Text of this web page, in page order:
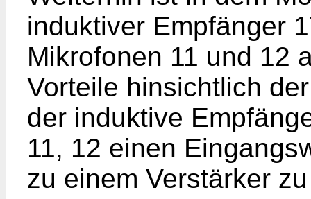
induktiver Empfänger
Mikrofonen 11 und 12
Vorteile hinsichtlich
der induktive
11, 12 einen
zu einem Verstärker